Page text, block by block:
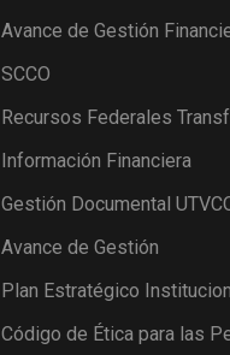
Avance de Gestión
SCCO
Recursos Federales
Información Financiera
Gestión Documental
Avance de Gestión
Plan Estratégico
Código de Ética para las